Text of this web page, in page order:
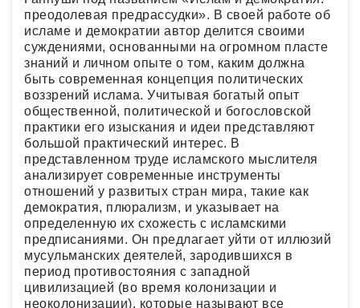
преодолевая предрассудки». В своей работе об
исламе и демократии автор делится своими
суждениями, основанными на огромном пласте
знаний и личном опыте о том, каким должна
быть современная концепция политических
воззрений ислама. Учитывая богатый опыт
общественной, политической и богословской
практики его изыскания и идеи представляют
большой практический интерес. В
представленном труде исламского мыслителя
анализирует современные инструменты
отношений у развитых стран мира, такие как
демократия, плюрализм, и указывает на
определенную их схожесть с исламскими
предписаниями. Он предлагает уйти от иллюзий
мусульманских деятелей, зародившихся в
период противостояния с западной
цивилизацией (во время колонизации и
неоколонизации), которые называют все